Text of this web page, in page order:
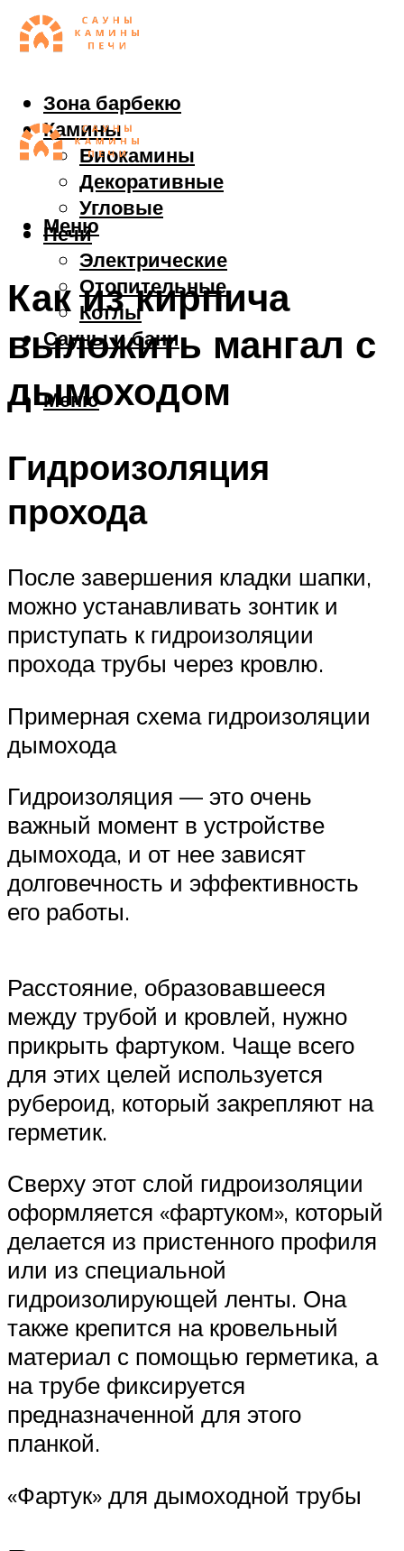
Зона барбекю
Камины
Биокамины
Декоративные
Угловые
Печи
Электрические
Отопительные
Котлы
Сауны и бани
Меню
Меню
Как из кирпича
выложить мангал с
дымоходом
Гидроизоляция
прохода
После завершения кладки шапки,
можно устанавливать зонтик и
приступать к гидроизоляции
прохода трубы через кровлю.
Примерная схема гидроизоляции
дымохода
Гидроизоляция — это очень
важный момент в устройстве
дымохода, и от нее зависят
долговечность и эффективность
его работы.
Расстояние, образовавшееся
между трубой и кровлей, нужно
прикрыть фартуком. Чаще всего
для этих целей используется
рубероид, который закрепляют на
герметик.
Сверху этот слой гидроизоляции
оформляется «фартуком», который
делается из пристенного профиля
или из специальной
гидроизолирующей ленты. Она
также крепится на кровельный
материал с помощью герметика, а
на трубе фиксируется
предназначенной для этого
планкой.
«Фартук» для дымоходной трубы